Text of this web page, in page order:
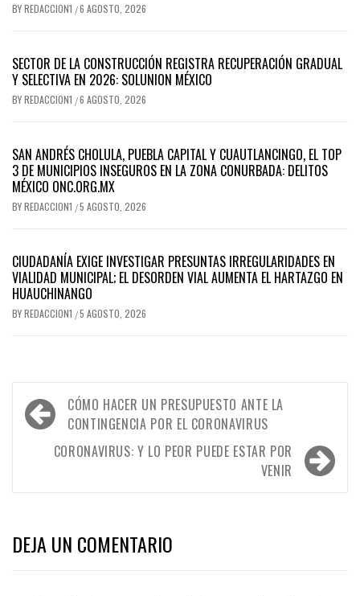
BYREDACCION1 /6 AGOSTO, 2026
SECTOR DE LA CONSTRUCCIÓN REGISTRA RECUPERACIÓN GRADUAL
Y SELECTIVA EN 2026: SOLUNION MÉXICO
BYREDACCION1 /6 AGOSTO, 2026
SAN ANDRÉS CHOLULA, PUEBLA CAPITAL Y CUAUTLANCINGO, EL TOP
3 DE MUNICIPIOS INSEGUROS EN LA ZONA CONURBADA: DELITOS
MÉXICO ONC.ORG.MX
BYREDACCION1 /5 AGOSTO, 2026
CIUDADANÍA EXIGE INVESTIGAR PRESUNTAS IRREGULARIDADES EN
VIALIDAD MUNICIPAL; EL DESORDEN VIAL AUMENTA EL HARTAZGO EN
HUAUCHINANGO
BYREDACCION1 /5 AGOSTO, 2026
Navegación
de
entradas
CÓMO HACER UN PRESUPUESTO ANTE LA
CONTINGENCIA POR EL CORONAVIRUS
CORONAVIRUS: Y LO PEOR PUEDE ESTAR POR
VENIR
DEJA UN COMENTARIO